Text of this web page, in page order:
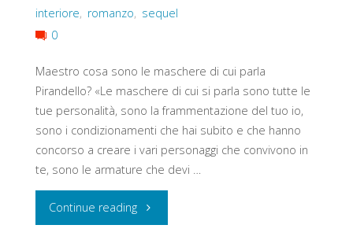
interiore, romanzo, sequel
0
Maestro cosa sono le maschere di cui parla
Pirandello? «Le maschere di cui si parla sono tutte le
tue personalità, sono la frammentazione del tuo io,
sono i condizionamenti che hai subito e che hanno
concorso a creare i vari personaggi che convivono in
te, sono le armature che devi …
Continue reading"Le